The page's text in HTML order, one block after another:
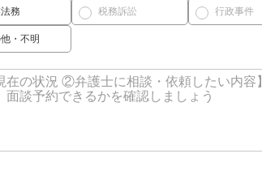
務 税務訴訟 行政事件
・不明